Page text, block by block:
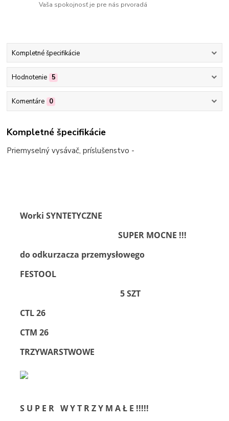
Vaša spokojnosť je pre nás prvoradá
Kompletné špecifikácie
Hodnotenie 5
Komentáre 0
Kompletné špecifikácie
Priemyselný vysávač, príslušenstvo -
Worki SYNTETYCZNE
SUPER MOCNE !!!
do odkurzacza przemysłowego
FESTOOL
5 SZT
CTL 26
CTM 26
TRZYWARSTWOWE
S U P E R W Y T R Z Y M A Ł E !!!!!